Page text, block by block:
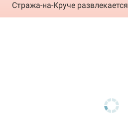
Стража-на-Круче развлекается